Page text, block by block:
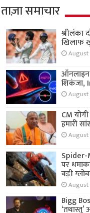
ताज़ा समाचार
श्रीलंका
खिलाफ
August
ऑनलाइन
शिकंजा,
August
CM
हमारी
August
पर
बड़ी
August
Bigg